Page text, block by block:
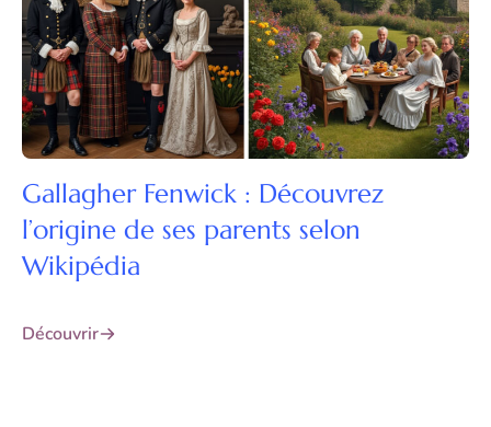
Gallagher Fenwick : Découvrez
l’origine de ses parents selon
Wikipédia
Découvrir